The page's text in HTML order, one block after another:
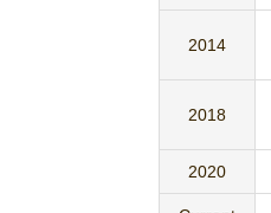
2014
2018
2020